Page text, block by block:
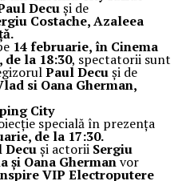
Decuși de
Costache, Azaleea
14 februarie, în Cinema
la 18:30, spectatorii sunt
Paul Decuși de
si Oana Gherman,
City
specială în prezența
de la 17:30.
Decuși actorii Sergiu
și Oana Ghermanvor
VIP Electroputere